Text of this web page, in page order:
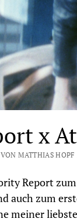
x
VON MATTHIAS
Report
auch zum
meiner